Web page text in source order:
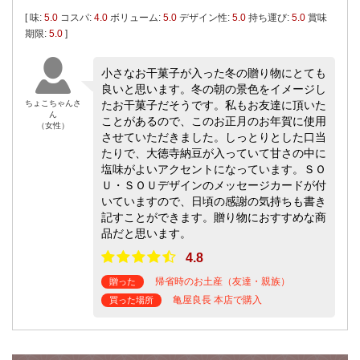
[ 味: 5.0 コスパ: 4.0 ボリューム: 5.0 デザイン性: 5.0 持ち運び: 5.0 賞味
期限: 5.0 ]
ちょこちゃんさ
ん
（女性）
小さなお干菓子が入った冬の贈り物にとても
良いと思います。冬の朝の景色をイメージし
たお干菓子だそうです。私もお友達に頂いた
ことがあるので、このお正月のお年賀に使用
させていただきました。しっとりとした口当
たりで、大徳寺納豆が入っていて甘さの中に
塩味がよいアクセントになっています。ＳＯ
Ｕ・ＳＯＵデザインのメッセージカードが付
いていますので、日頃の感謝の気持ちも書き
記すことができます。贈り物におすすめな商
品だと思います。
4.8
贈った 帰省時のお土産（友達・親族）
買った場所 亀屋良長 本店で購入